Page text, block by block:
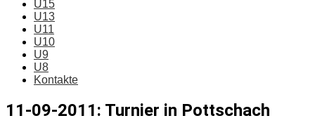
U15
U13
U11
U10
U9
U8
Kontakte
11-09-2011: Turnier in Pottschach